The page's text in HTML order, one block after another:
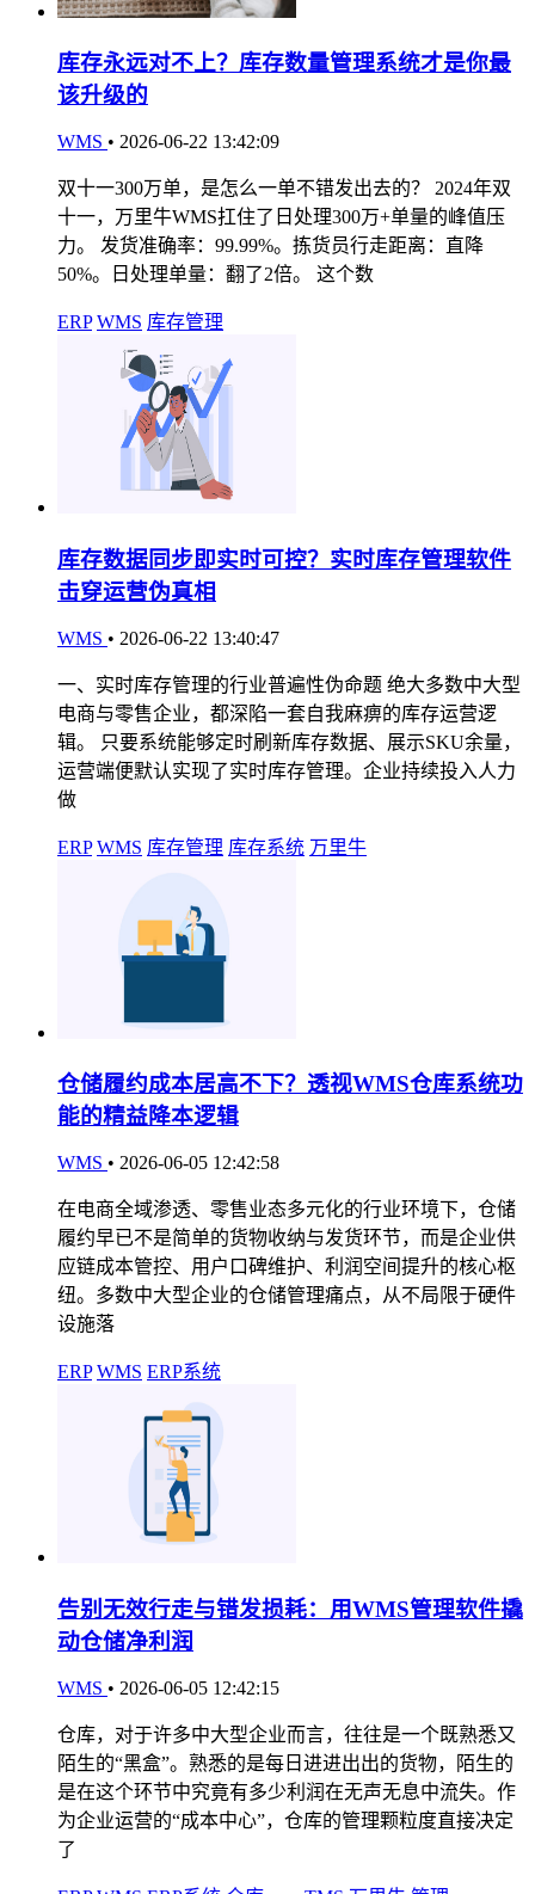
库存永远对不上？库存数量管理系统才是你最
该升级的
WMS • 2026-06-22 13:42:09
双十一300万单，是怎么一单不错发出去的？ 2024年双
十一，万里牛WMS扛住了日处理300万+单量的峰值压
力。 发货准确率：99.99%。拣货员行走距离：直降
50%。日处理单量：翻了2倍。 这个数
ERP WMS 库存管理
库存数据同步即实时可控？实时库存管理软件
击穿运营伪真相
WMS • 2026-06-22 13:40:47
一、实时库存管理的行业普遍性伪命题 绝大多数中大型
电商与零售企业，都深陷一套自我麻痹的库存运营逻
辑。 只要系统能够定时刷新库存数据、展示SKU余量，
运营端便默认实现了实时库存管理。企业持续投入人力
做
ERP WMS 库存管理 库存系统 万里牛
仓储履约成本居高不下？透视WMS仓库系统功
能的精益降本逻辑
WMS • 2026-06-05 12:42:58
在电商全域渗透、零售业态多元化的行业环境下，仓储
履约早已不是简单的货物收纳与发货环节，而是企业供
应链成本管控、用户口碑维护、利润空间提升的核心枢
纽。多数中大型企业的仓储管理痛点，从不局限于硬件
设施落
ERP WMS ERP系统
告别无效行走与错发损耗：用WMS管理软件撬
动仓储净利润
WMS • 2026-06-05 12:42:15
仓库，对于许多中大型企业而言，往往是一个既熟悉又
陌生的“黑盒”。熟悉的是每日进进出出的货物，陌生的
是在这个环节中究竟有多少利润在无声无息中流失。作
为企业运营的“成本中心”，仓库的管理颗粒度直接决定
了